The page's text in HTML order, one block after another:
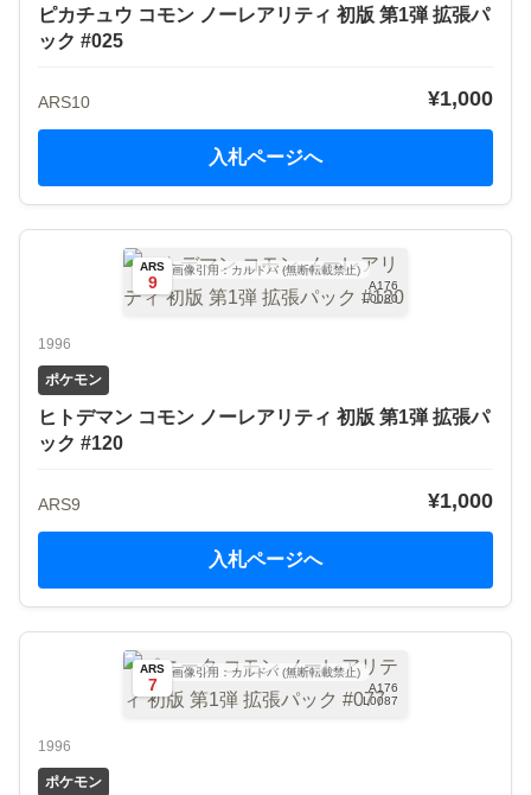
ピカチュウ コモン ノーレアリティ 初版 第1弾 拡張パ
ック #025
ARS10 ¥1,000
入札ページへ
ARS
9
A176
L0080
画像引用：カルドバ (無断転載禁止)
1996
ポケモン
ヒトデマン コモン ノーレアリティ 初版 第1弾 拡張パ
ック #120
ARS9 ¥1,000
入札ページへ
ARS
7
A176
L0087
画像引用：カルドバ (無断転載禁止)
1996
ポケモン